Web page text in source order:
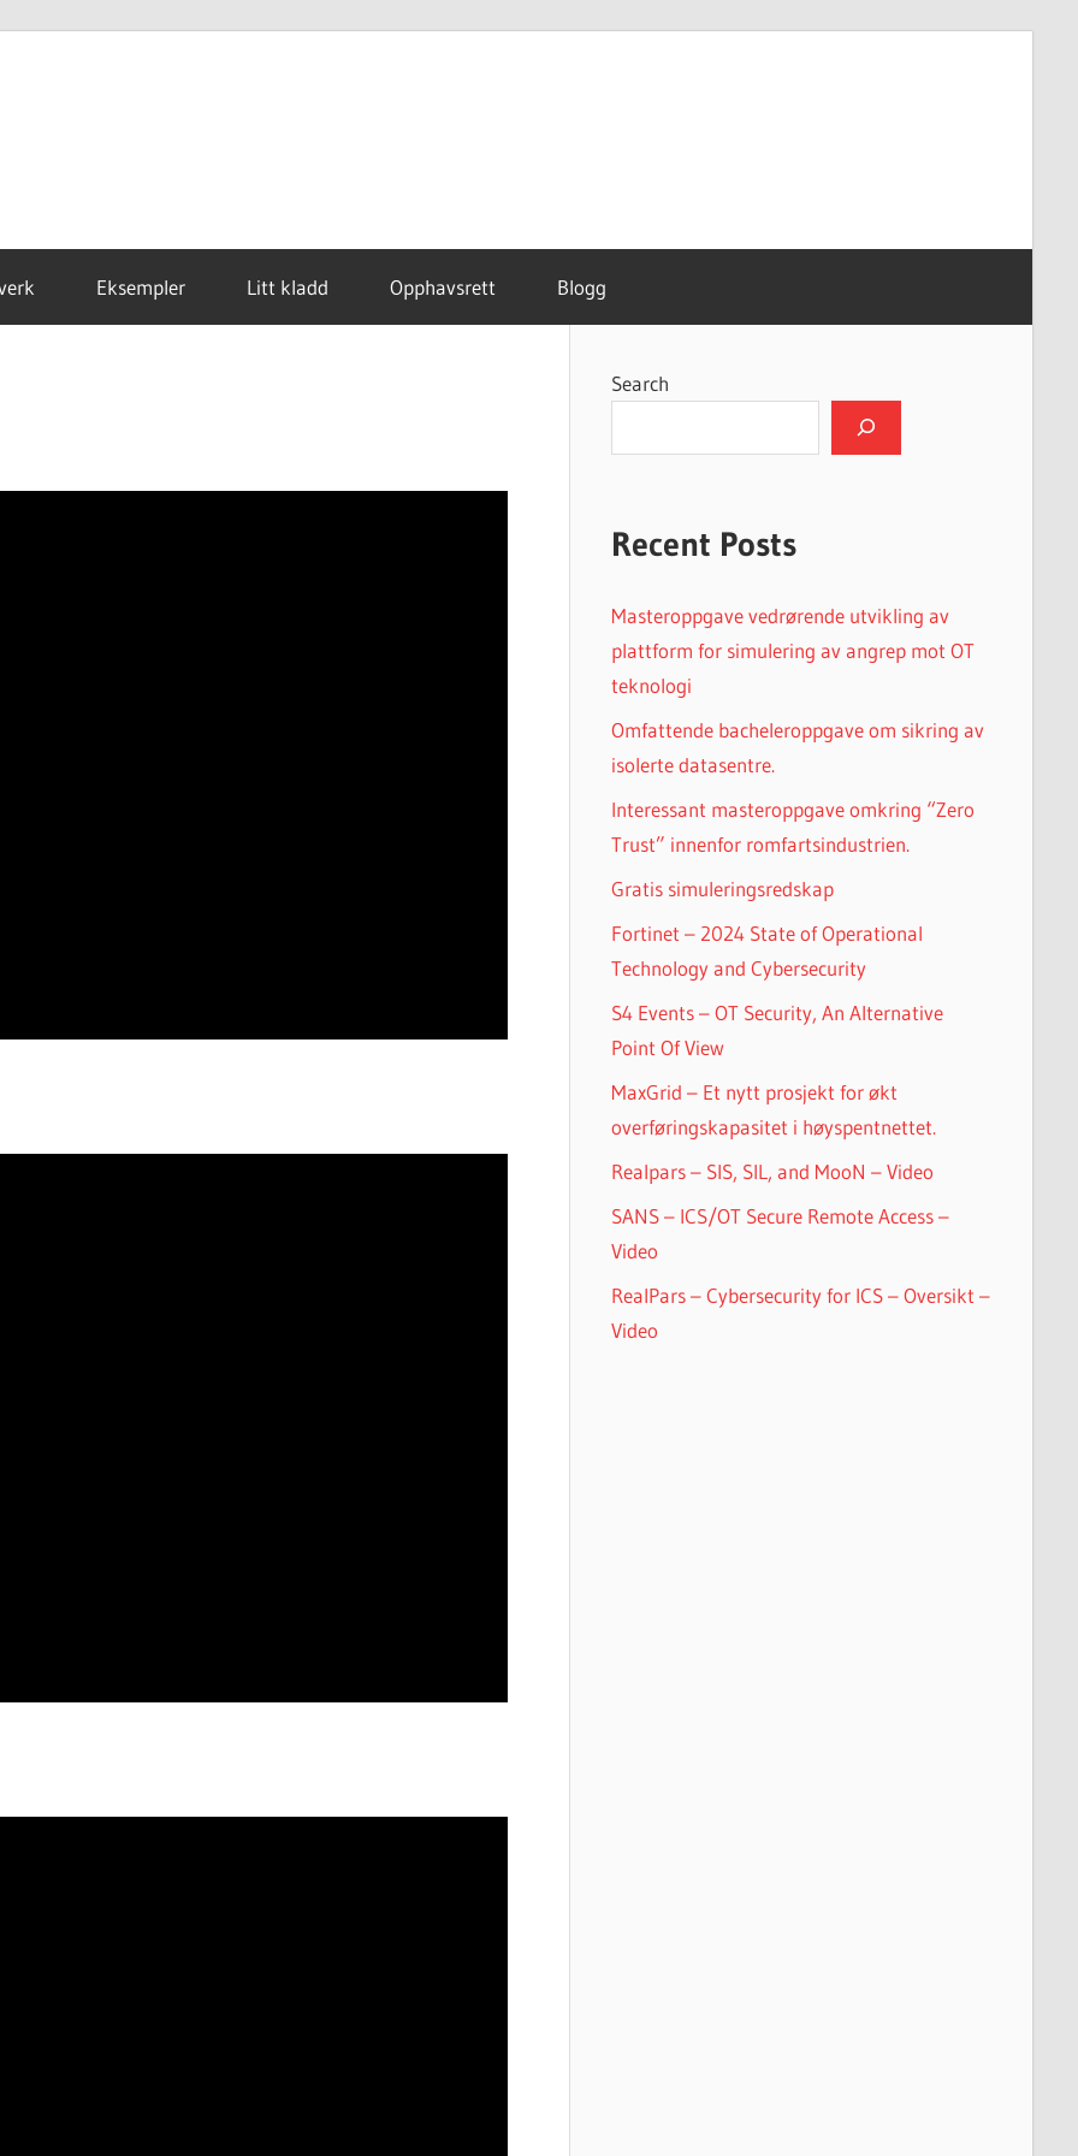
Eksempler Litt kladd Opphavsrett Blogg
Search
Recent Posts
Masteroppgave vedrørende utvikling av
plattform for simulering av angrep mot OT
teknologi
Omfattende bacheleroppgave om sikring av
isolerte datasentre.
Interessant masteroppgave omkring “Zero
Trust” innenfor romfartsindustrien.
Gratis simuleringsredskap
Fortinet – 2024 State of Operational
Technology and Cybersecurity
S4 Events – OT Security, An Alternative
Point Of View
MaxGrid – Et nytt prosjekt for økt
overføringskapasitet i høyspentnettet.
Realpars – SIS, SIL, and MooN – Video
SANS – ICS/OT Secure Remote Access –
Video
RealPars – Cybersecurity for ICS – Oversikt –
Video